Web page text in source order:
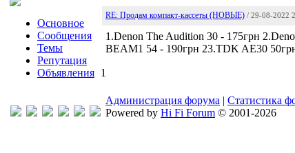
Основное
Сообщения
Темы
Репутация
Объявления
RE: Продам компакт-кассеты (НОВЫЕ) / 29-08-2022
1.Denon The Audition 30 - 175грн
BEAM1 54 - 190грн 23.TDK AE30
1
Администрация форума | Статистика
Powered by Hi Fi Forum © 2001-2026